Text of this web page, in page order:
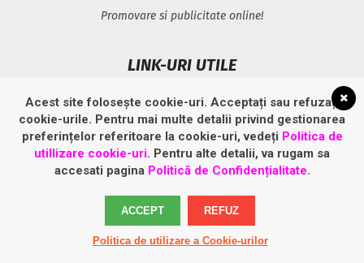
Promovare si publicitate online!
LINK-URI UTILE
Politică privind fișierele cookies
Politică de confidențialitate
Acest site folosește cookie-uri. Acceptați sau refuzați
cookie-urile. Pentru mai multe detalii privind gestionarea
preferințelor referitoare la cookie-uri, vedeți Politica de
utillizare cookie-uri. Pentru alte detalii, va rugam sa
accesati pagina Politică de Confidențialitate.
ACCEPT REFUZ
Politica de utilizare a Cookie-urilor